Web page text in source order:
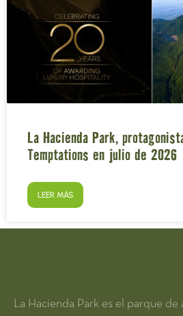
La Hacienda Park,
Temptations en julio de 2026
LEER MÁS
La Hacienda Park es el parque